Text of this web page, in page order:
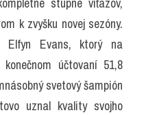
k zvyšku novej sezóny.
Elfyn Evans, ktorý na
účtovaní 51,8
svetový šampión
uznal kvality svojho